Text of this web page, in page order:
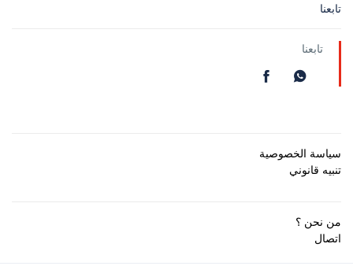
تابعنا
تابعنا
سياسة الخصوصية
تنبيه قانوني
من نحن ؟
اتصال